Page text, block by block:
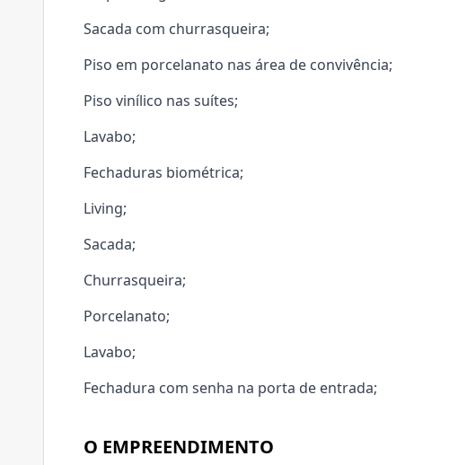
Sacada com churrasqueira;
Piso em porcelanato nas área de convivência;
Piso vinílico nas suítes;
Lavabo;
Fechaduras biométrica;
Living;
Sacada;
Churrasqueira;
Porcelanato;
Lavabo;
Fechadura com senha na porta de entrada;
O EMPREENDIMENTO